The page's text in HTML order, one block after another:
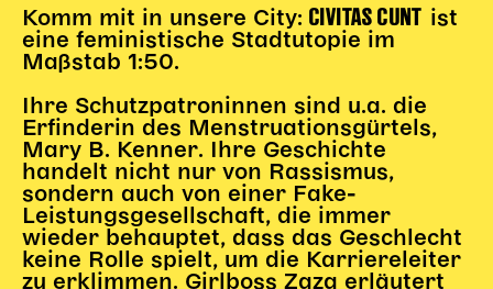
DIGITALE BÜHNE
Gl!tch4
Wem gehört die Bühne?
House of Hybrid Rebels
HAUS
Über Uns
Unser Blog
Komm mit in unsere City: CIVITAS CUNT ist
eine feministische Stadtutopie im
Maßstab 1:50.
Ihre Schutzpatroninnen sind u.a. die
Erfinderin des Menstruationsgürtels,
Mary B. Kenner. Ihre Geschichte
handelt nicht nur von Rassismus,
sondern auch von einer Fake-
Leistungsgesellschaft, die immer
wieder behauptet, dass das Geschlecht
keine Rolle spielt, um die Karriereleiter
zu erklimmen. Girlboss Zaza erläutert